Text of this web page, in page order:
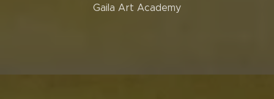
Gaila Art Academy